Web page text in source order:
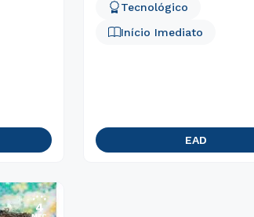
Tecnológico
Início Imediato
EAD